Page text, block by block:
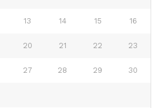
13 14 15 16
20 21 22 23
27 28 29 30